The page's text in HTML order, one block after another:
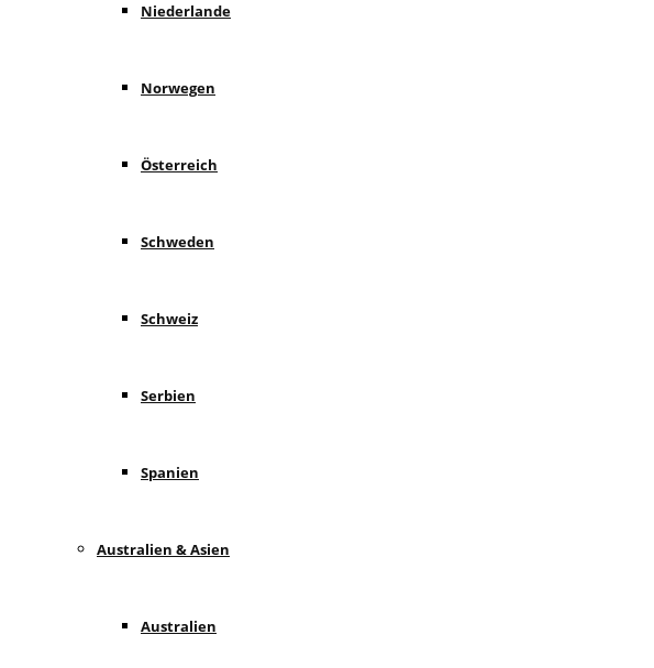
Niederlande
Norwegen
Österreich
Schweden
Schweiz
Serbien
Spanien
Australien & Asien
Australien